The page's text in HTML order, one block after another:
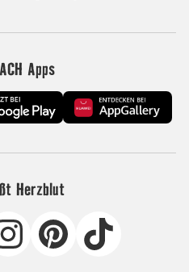
Apps
Herzblut